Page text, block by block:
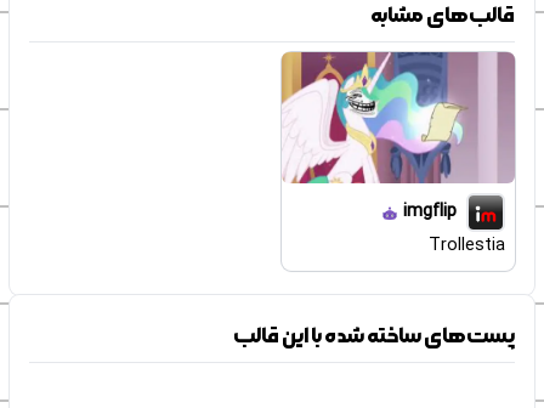
قالب‌های مشابه
imgflip
Trollestia
پست‌های ساخته شده با این قالب